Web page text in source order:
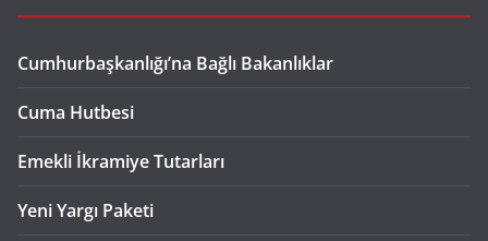
Cumhurbaşkanlığı’na Bağlı Bakanlıklar
Cuma Hutbesi
Emekli İkramiye Tutarları
Yeni Yargı Paketi